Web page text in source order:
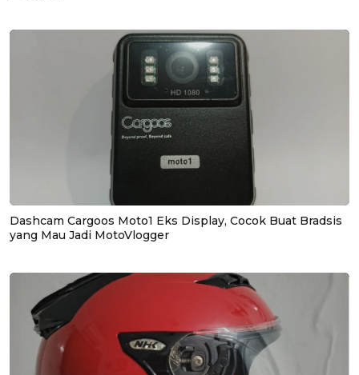
Dashcam Cargoos Moto1 Eks Display, Cocok Buat Bradsis
yang Mau Jadi MotoVlogger